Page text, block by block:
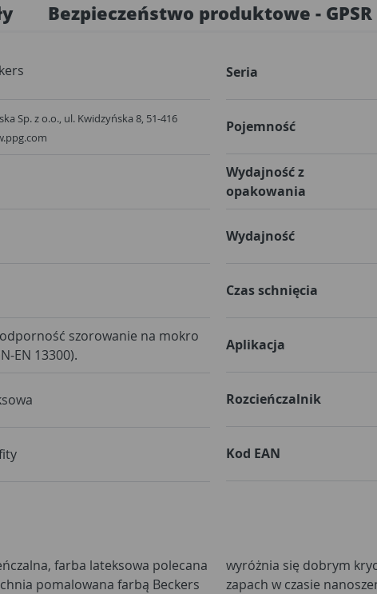
Bezpieczeństwo produktowe - GPSR
Sp. z o.o., ul. Kwidzyńska 8, 51-416
szorowanie na mokro
EN 13300).
Seria
Pojemność
Wydajność z
opakowania
Wydajność
Czas schnięcia
Aplikacja
Rozcieńczalnik
Kod EAN
farba lateksowa polecana
pomalowana farbą Beckers
koloru. Wydziela nieznaczny
Farbę łatwo się rozprowadza, nie